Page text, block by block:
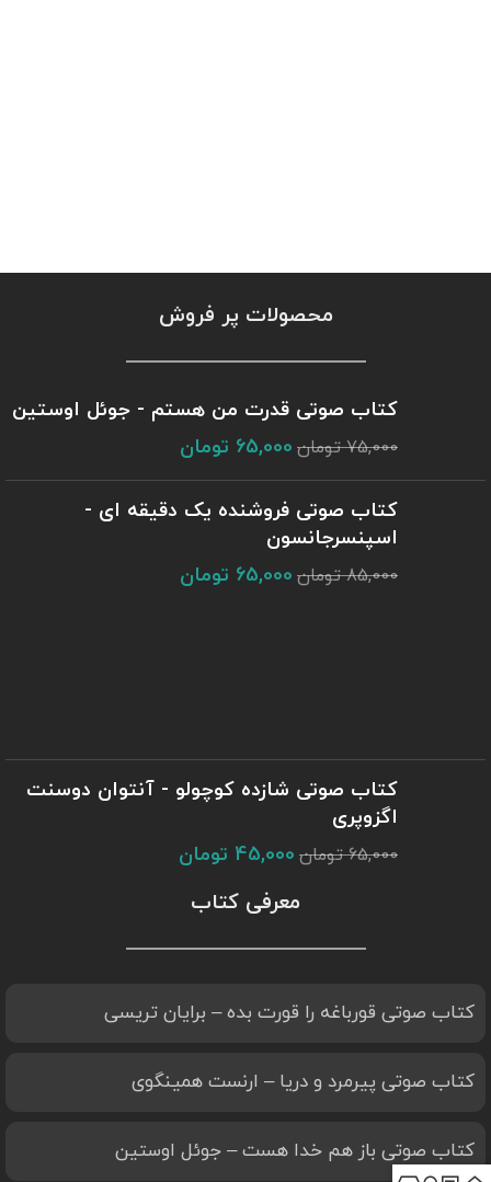
محصولات پر فروش
کتاب صوتی قدرت من هستم - جوئل اوستین
75,000 تومان 65,000 تومان
کتاب صوتی فروشنده یک دقیقه ای -
اسپنسرجانسون
85,000 تومان 65,000 تومان
کتاب صوتی شازده کوچولو - آنتوان دوسنت
اگزوپری
65,000 تومان 45,000 تومان
معرفی کتاب
کتاب صوتی قورباغه را قورت بده – برایان تریسی
کتاب صوتی پیرمرد و دریا – ارنست همینگوی
کتاب صوتی باز هم خدا هست – جوئل اوستین